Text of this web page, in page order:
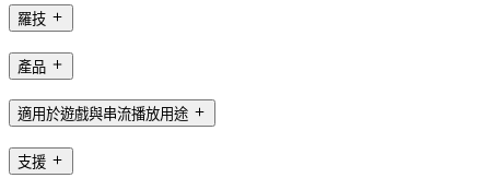
羅技
產品
適用於遊戲與串流播放用途
支援